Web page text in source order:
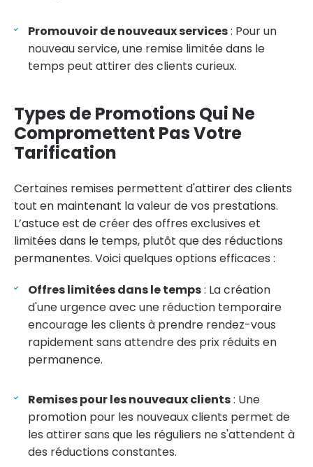
Promouvoir de nouveaux services: Pour un
nouveau service, une remise limitée dans le
temps peut attirer des clients curieux.
Types de Promotions Qui Ne
Compromettent Pas Votre
Tarification
Certaines remises permettent d'attirer des clients
tout en maintenant la valeur de vos prestations.
L’astuce est de créer des offres exclusives et
limitées dans le temps, plutôt que des réductions
permanentes. Voici quelques options efficaces :
Offres limitées dans le temps: La création
d'une urgence avec une réduction temporaire
encourage les clients à prendre rendez-vous
rapidement sans attendre des prix réduits en
permanence.
Remises pour les nouveaux clients: Une
promotion pour les nouveaux clients permet de
les attirer sans que les réguliers ne s'attendent à
des réductions constantes.